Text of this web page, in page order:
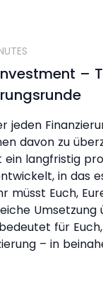
–
jeden
davon zu
ein langfristig
in das
müsst Euch,
Umsetzung
für
– in